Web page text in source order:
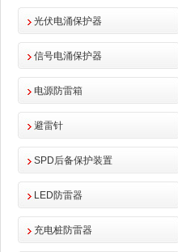
光伏电涌保护器
信号电涌保护器
电源防雷箱
避雷针
SPD后备保护装置
LED防雷器
充电桩防雷器